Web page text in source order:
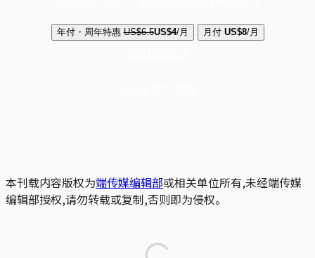
年付・周年特惠 US$6.5US$4/月 月付 US$8/月
本刊载内容版权为端传媒编辑部或相关单位所有,未经端传媒
编辑部授权,请勿转载或复制,否则即为侵权。